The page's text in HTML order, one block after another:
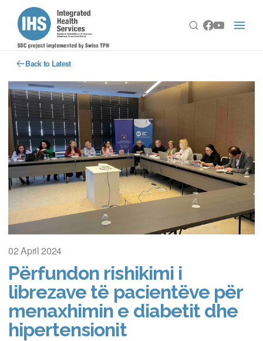
Back to Latest
02 April 2024
Përfundon rishikimi i
librezave të pacientëve për
menaxhimin e diabetit dhe
hipertensionit